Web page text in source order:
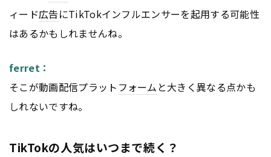
ィード広告にTikTokインフルエンサーを起用する可能性
はあるかもしれませんね。
ferret：
そこが動画配信プラット フォーム と大きく異なる点かも
しれないですね。
TikTokの人気はいつまで続く？